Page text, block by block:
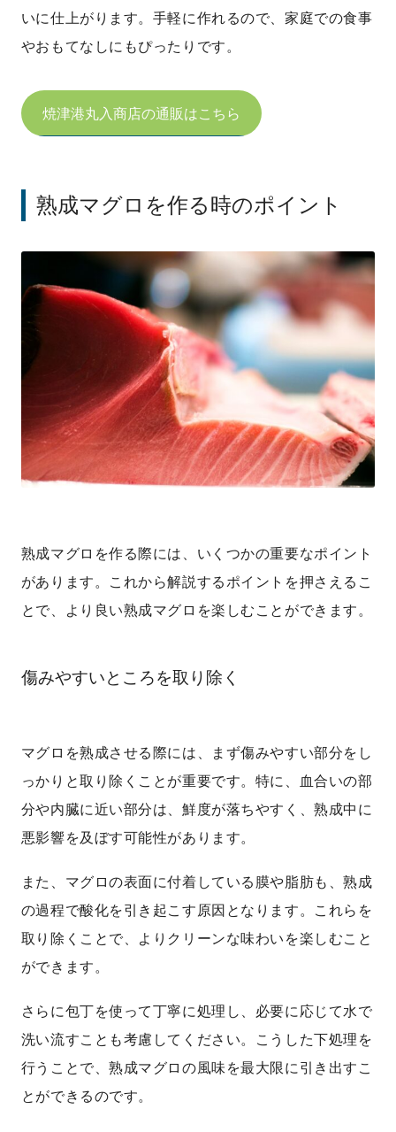
いに仕上がります。手軽に作れるので、家庭での食事
やおもてなしにもぴったりです。
焼津港丸入商店の通販はこちら
熟成マグロを作る時のポイント
熟成マグロを作る際には、いくつかの重要なポイント
があります。これから解説するポイントを押さえるこ
とで、より良い熟成マグロを楽しむことができます。
傷みやすいところを取り除く
マグロを熟成させる際には、まず傷みやすい部分をし
っかりと取り除くことが重要です。特に、血合いの部
分や内臓に近い部分は、鮮度が落ちやすく、熟成中に
悪影響を及ぼす可能性があります。
また、マグロの表面に付着している膜や脂肪も、熟成
の過程で酸化を引き起こす原因となります。これらを
取り除くことで、よりクリーンな味わいを楽しむこと
ができます。
さらに包丁を使って丁寧に処理し、必要に応じて水で
洗い流すことも考慮してください。こうした下処理を
行うことで、熟成マグロの風味を最大限に引き出すこ
とができるのです。